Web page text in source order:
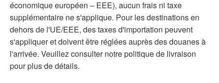
économique européen – EEE), aucun frais ni taxe
supplémentaire ne s'applique. Pour les destinations en
dehors de l'UE/EEE, des taxes d'importation peuvent
s'appliquer et doivent être réglées auprès des douanes à
l'arrivée. Veuillez consulter notre politique de livraison
pour plus de détails.